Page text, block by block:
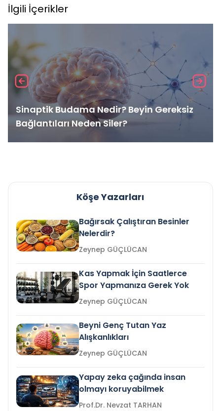
İlgili İçerikler
Sinaptik Budama Nedir? Beyin Gereksiz
Bağlantıları Neden Siler?
Köşe Yazarları
Bağırsak Çalıştıran Besinler
Nelerdir?
Zeynep GÜÇLÜCAN
Kas Yapmak İçin Saatlerce
Spor Yapmanıza Gerek Yok
Zeynep GÜÇLÜCAN
Beyni Genç Tutan Yaz
Alışkanlıkları
Zeynep GÜÇLÜCAN
Yapay zeka çağında insan
olmayı koruyabilmek
Prof.Dr. Nevzat TARHAN